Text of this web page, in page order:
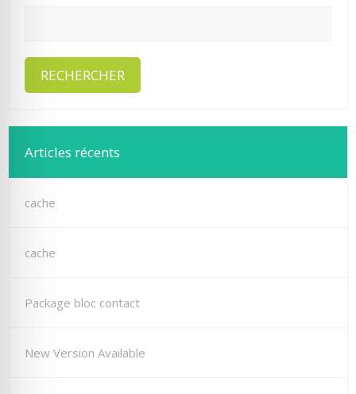
Articles récents
cache
cache
Package bloc contact
New Version Available